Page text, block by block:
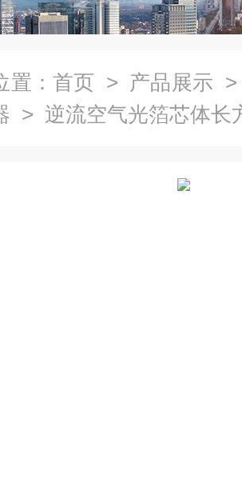
置： 首页 > 产品展示
> 逆流空气光箔芯体长